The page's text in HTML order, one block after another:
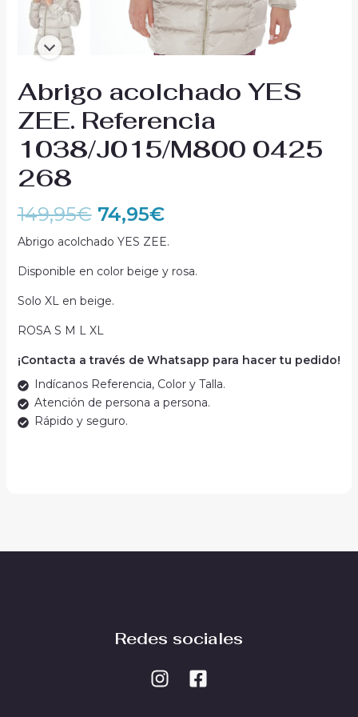
Abrigo acolchado YES
ZEE. Referencia
1038/J015/M800 0425
268
149,95€ 74,95€
Abrigo acolchado YES ZEE.
Disponible en color beige y rosa.
Solo XL en beige.
ROSA S M L XL
¡Contacta a través de Whatsapp para hacer tu pedido!
Indícanos Referencia, Color y Talla.
Atención de persona a persona.
Rápido y seguro.
Redes sociales